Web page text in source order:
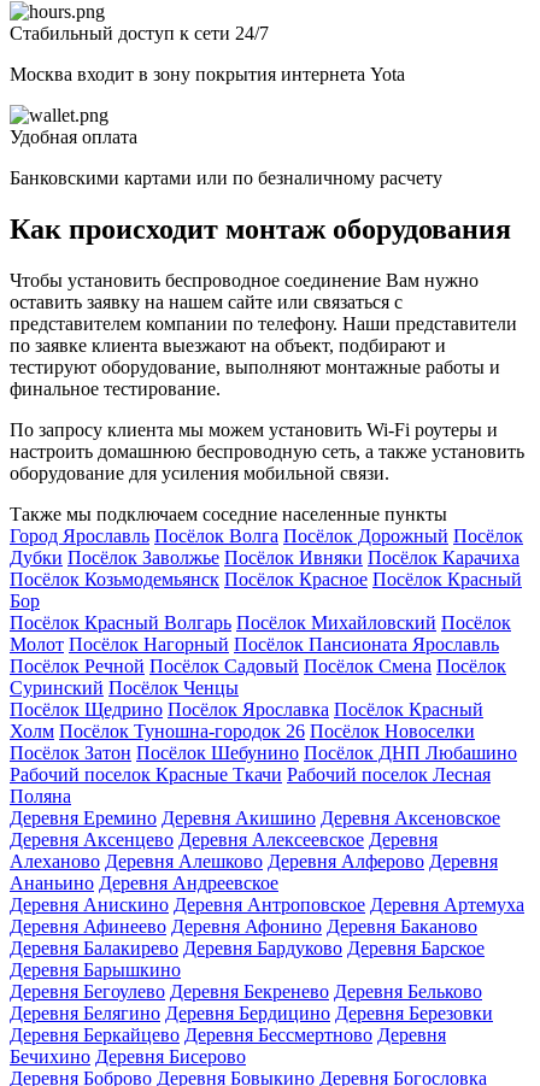
Стабильный доступ к сети 24/7
Москва входит в зону покрытия интернета Yota
Удобная оплата
Банковскими картами или по безналичному расчету
Как происходит монтаж оборудования
Чтобы установить беспроводное соединение Вам нужно
оставить заявку на нашем сайте или связаться с
представителем компании по телефону. Наши представители
по заявке клиента выезжают на объект, подбирают и
тестируют оборудование, выполняют монтажные работы и
финальное тестирование.
По запросу клиента мы можем установить Wi-Fi роутеры и
настроить домашнюю беспроводную сеть, а также установить
оборудование для усиления мобильной связи.
Также мы подключаем соседние населенные пункты
Город Ярославль Посёлок Волга Посёлок Дорожный Посёлок
Дубки Посёлок Заволжье Посёлок Ивняки Посёлок Карачиха
Посёлок Козьмодемьянск Посёлок Красное Посёлок Красный
Бор
Посёлок Красный Волгарь Посёлок Михайловский Посёлок
Молот Посёлок Нагорный Посёлок Пансионата Ярославль
Посёлок Речной Посёлок Садовый Посёлок Смена Посёлок
Суринский Посёлок Ченцы
Посёлок Щедрино Посёлок Ярославка Посёлок Красный
Холм Посёлок Туношна-городок 26 Посёлок Новоселки
Посёлок Затон Посёлок Шебунино Посёлок ДНП Любашино
Рабочий поселок Красные Ткачи Рабочий поселок Лесная
Поляна
Деревня Еремино Деревня Акишино Деревня Аксеновское
Деревня Аксенцево Деревня Алексеевское Деревня
Алеханово Деревня Алешково Деревня Алферово Деревня
Ананьино Деревня Андреевское
Деревня Анискино Деревня Антроповское Деревня Артемуха
Деревня Афинеево Деревня Афонино Деревня Баканово
Деревня Балакирево Деревня Бардуково Деревня Барское
Деревня Барышкино
Деревня Бегоулево Деревня Бекренево Деревня Бельково
Деревня Белягино Деревня Бердицино Деревня Березовки
Деревня Беркайцево Деревня Бессмертново Деревня
Бечихино Деревня Бисерово
Деревня Боброво Деревня Бовыкино Деревня Богословка